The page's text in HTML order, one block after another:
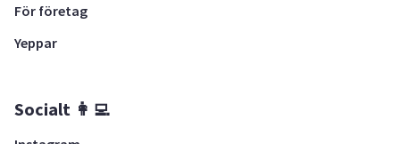
För företag
Yeppar
Socialt 👩‍💻